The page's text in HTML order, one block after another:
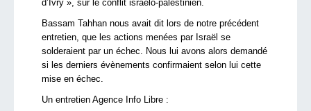
d’Ivry », sur le conflit israélo-palestinien.
Bassam Tahhan nous avait dit lors de notre précédent
entretien, que les actions menées par Israël se
solderaient par un échec. Nous lui avons alors demandé
si les derniers évènements confirmaient selon lui cette
mise en échec.
Un entretien Agence Info Libre :